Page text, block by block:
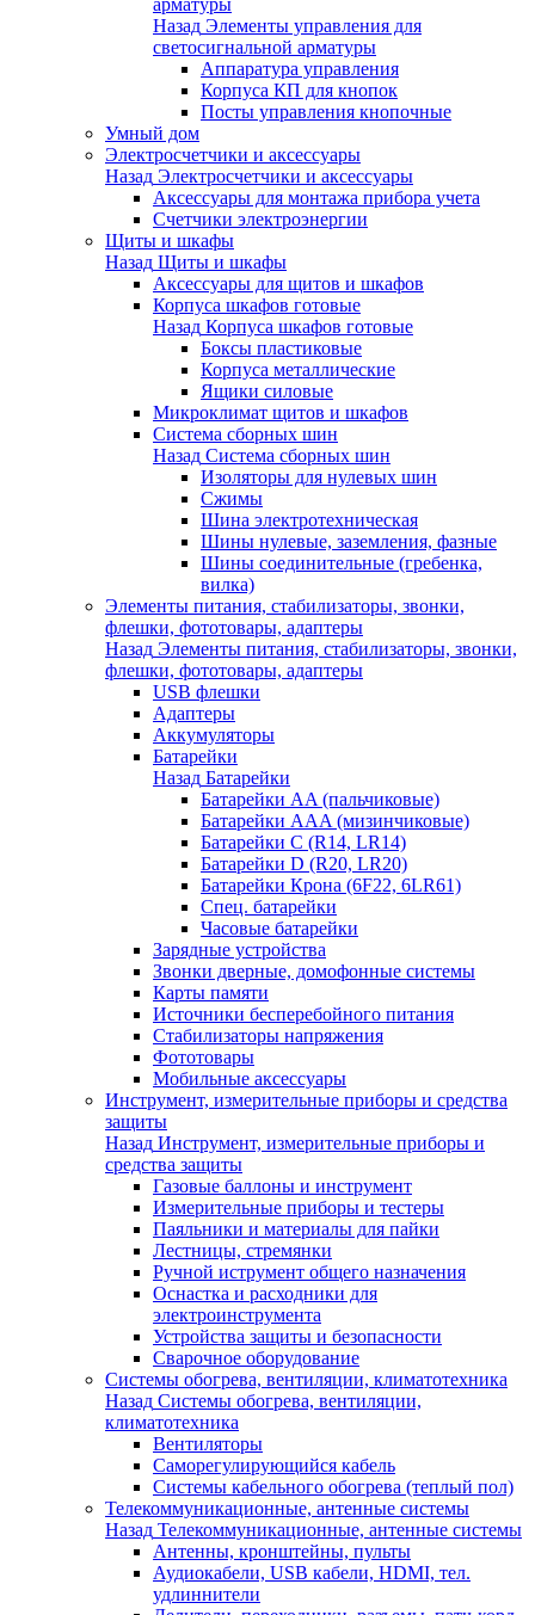
арматуры
Назад Элементы управления для
светосигнальной арматуры
Аппаратура управления
Корпуса КП для кнопок
Посты управления кнопочные
Умный дом
Электросчетчики и аксессуары
Назад Электросчетчики и аксессуары
Аксессуары для монтажа прибора учета
Счетчики электроэнергии
Щиты и шкафы
Назад Щиты и шкафы
Аксессуары для щитов и шкафов
Корпуса шкафов готовые
Назад Корпуса шкафов готовые
Боксы пластиковые
Корпуса металлические
Ящики силовые
Микроклимат щитов и шкафов
Система сборных шин
Назад Система сборных шин
Изоляторы для нулевых шин
Сжимы
Шина электротехническая
Шины нулевые, заземления, фазные
Шины соединительные (гребенка,
вилка)
Элементы питания, стабилизаторы, звонки,
флешки, фототовары, адаптеры
Назад Элементы питания, стабилизаторы, звонки,
флешки, фототовары, адаптеры
USB флешки
Адаптеры
Аккумуляторы
Батарейки
Назад Батарейки
Батарейки AA (пальчиковые)
Батарейки AAA (мизинчиковые)
Батарейки C (R14, LR14)
Батарейки D (R20, LR20)
Батарейки Крона (6F22, 6LR61)
Спец. батарейки
Часовые батарейки
Зарядные устройства
Звонки дверные, домофонные системы
Карты памяти
Источники бесперебойного питания
Стабилизаторы напряжения
Фототовары
Мобильные аксессуары
Инструмент, измерительные приборы и средства
защиты
Назад Инструмент, измерительные приборы и
средства защиты
Газовые баллоны и инструмент
Измерительные приборы и тестеры
Паяльники и материалы для пайки
Лестницы, стремянки
Ручной иструмент общего назначения
Оснастка и расходники для
электроинструмента
Устройства защиты и безопасности
Сварочное оборудование
Системы обогрева, вентиляции, климатотехника
Назад Системы обогрева, вентиляции,
климатотехника
Вентиляторы
Саморегулирующийся кабель
Системы кабельного обогрева (теплый пол)
Телекоммуникационные, антенные системы
Назад Телекоммуникационные, антенные системы
Антенны, кронштейны, пульты
Аудиокабели, USB кабели, HDMI, тел.
удлиннители